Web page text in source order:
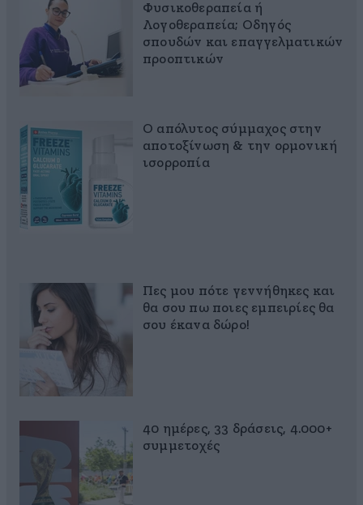
Φυσικοθεραπεία ή
Λογοθεραπεία; Οδηγός
σπουδών και επαγγελματικών
προοπτικών
Ο απόλυτος σύμμαχος στην
αποτοξίνωση & την ορμονική
ισορροπία
Πες μου πότε γεννήθηκες και
θα σου πω ποιες εμπειρίες θα
σου έκανα δώρο!
40 ημέρες, 33 δράσεις, 4.000+
συμμετοχές